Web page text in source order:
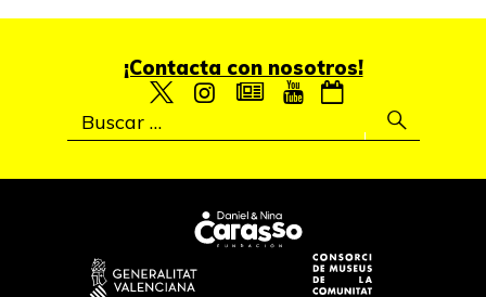
¡Contacta con nosotros!